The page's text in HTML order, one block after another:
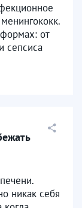
от
сепсиса
никак себя